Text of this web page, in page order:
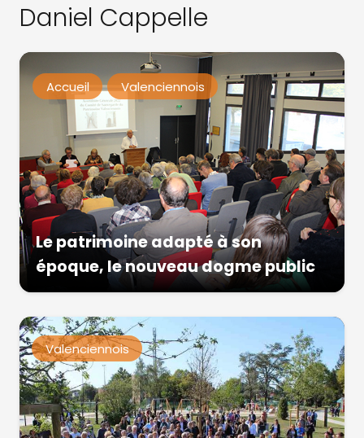
Daniel Cappelle
Accueil Valenciennois
Le patrimoine adapté à son
époque, le nouveau dogme public
Valenciennois